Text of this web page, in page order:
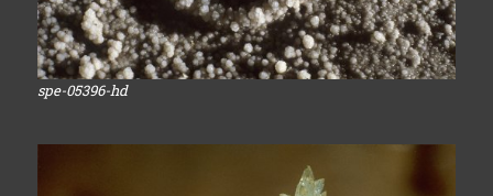
spe-05396-hd